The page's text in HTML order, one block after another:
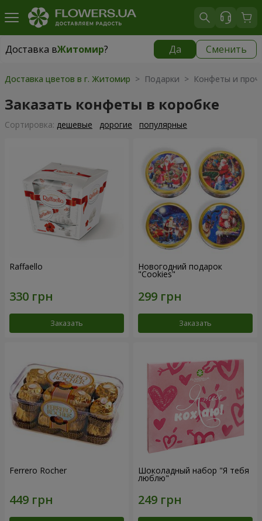
Доставка вЖитомир? Да Сменить
Доставка вЖитомир|
Доставка цветов в г. Житомир > Подарки > Конфеты и
Заказать конфеты в коробке
Cортировка: дешевые дорогие популярные
Raffaello
Заказать
Новогодний подарок
"Cookies"
Заказать
Ferrero Rocher Шоколадный набор "Я тебя
люблю"